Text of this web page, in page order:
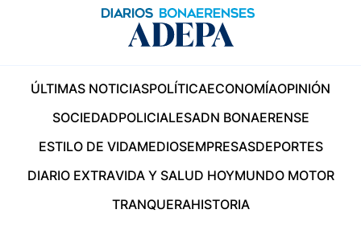
ÚLTIMAS NOTICIASPOLÍTICAECONOMÍAOPINIÓN
SOCIEDADPOLICIALESADN BONAERENSE
ESTILO DE VIDAMEDIOSEMPRESASDEPORTES
DIARIO EXTRAVIDA Y SALUD HOYMUNDO MOTOR
TRANQUERAHISTORIA